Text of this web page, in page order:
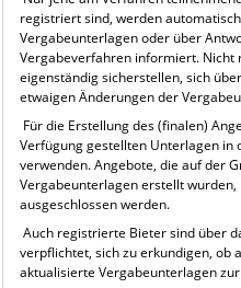
registriert sind, werden
Vergabeunterlagen oder über
Vergabeverfahren informiert.
eigenständig sicherstellen, sich
etwaigen Änderungen der
Für die Erstellung des (finalen)
Verfügung gestellten Unterlagen in
verwenden. Angebote, die auf der
Vergabeunterlagen erstellt
ausgeschlossen werden.
Auch registrierte Bieter sind über
verpflichtet, sich zu erkundigen, ob
aktualisierte Vergabeunterlagen